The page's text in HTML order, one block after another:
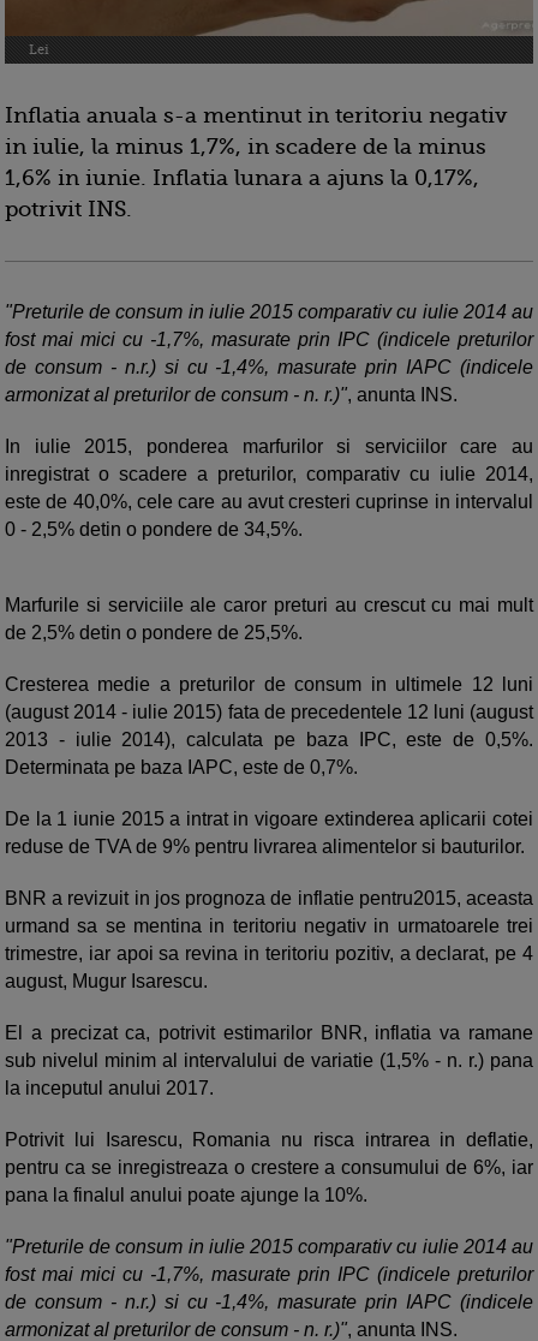
Lei
Inflatia anuala s-a mentinut in teritoriu negativ
in iulie, la minus 1,7%, in scadere de la minus
1,6% in iunie. Inflatia lunara a ajuns la 0,17%,
potrivit INS.
"Preturile de consum in iulie 2015 comparativ cu iulie 2014 au
fost mai mici cu -1,7%, masurate prin IPC (indicele preturilor
de consum - n.r.) si cu -1,4%, masurate prin IAPC (indicele
armonizat al preturilor de consum - n. r.)", anunta INS.
In iulie 2015, ponderea marfurilor si serviciilor care au
inregistrat o scadere a preturilor, comparativ cu iulie 2014,
este de 40,0%, cele care au avut cresteri cuprinse in intervalul
0 - 2,5% detin o pondere de 34,5%.
Marfurile si serviciile ale caror preturi au crescut cu mai mult
de 2,5% detin o pondere de 25,5%.
Cresterea medie a preturilor de consum in ultimele 12 luni
(august 2014 - iulie 2015) fata de precedentele 12 luni (august
2013 - iulie 2014), calculata pe baza IPC, este de 0,5%.
Determinata pe baza IAPC, este de 0,7%.
De la 1 iunie 2015 a intrat in vigoare extinderea aplicarii cotei
reduse de TVA de 9% pentru livrarea alimentelor si bauturilor.
BNR a revizuit in jos prognoza de inflatie pentru2015, aceasta
urmand sa se mentina in teritoriu negativ in urmatoarele trei
trimestre, iar apoi sa revina in teritoriu pozitiv, a declarat, pe 4
august, Mugur Isarescu.
El a precizat ca, potrivit estimarilor BNR, inflatia va ramane
sub nivelul minim al intervalului de variatie (1,5% - n. r.) pana
la inceputul anului 2017.
Potrivit lui Isarescu, Romania nu risca intrarea in deflatie,
pentru ca se inregistreaza o crestere a consumului de 6%, iar
pana la finalul anului poate ajunge la 10%.
"Preturile de consum in iulie 2015 comparativ cu iulie 2014 au
fost mai mici cu -1,7%, masurate prin IPC (indicele preturilor
de consum - n.r.) si cu -1,4%, masurate prin IAPC (indicele
armonizat al preturilor de consum - n. r.)", anunta INS.